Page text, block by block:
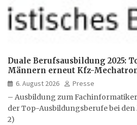
Duale Berufsausbildung 2025:
Männern erneut Kfz-
medizinische Fachangestellte
6. August 2026
Presse
– Ausbildung zum
der Top-Ausbildungsberufe bei den
2)